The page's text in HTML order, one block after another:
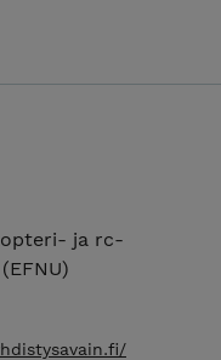
ja rc-